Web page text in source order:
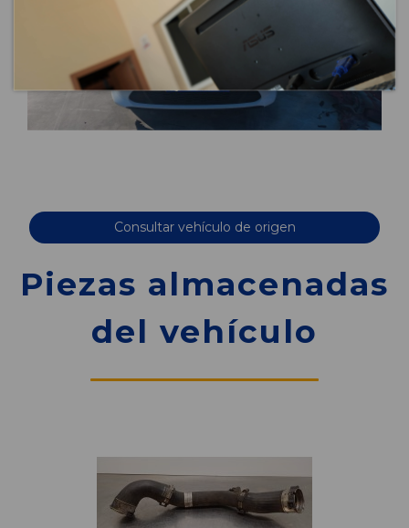
Consultar vehículo de origen
Piezas almacenadas
del vehículo